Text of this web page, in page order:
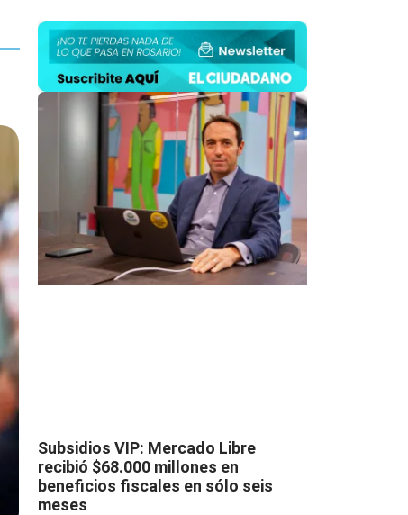
Subsidios VIP: Mercado Libre
recibió $68.000 millones en
beneficios fiscales en sólo seis
meses